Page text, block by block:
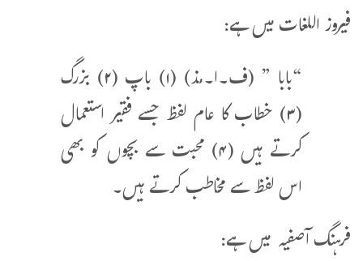
فیروز اللغات میں ہے:
“بابا ” (ف۔ا۔مذ) (۱) باپ (۲) بزرگ
(۳) خطاب کا عام لفظ جسے فقیر استعمال
کرتے ہیں (۴) محبت سے بچوں کو بھی
اس لفظ سے مخاطب کرتے ہیں۔
فرہنگ آصفیہ میں ہے: